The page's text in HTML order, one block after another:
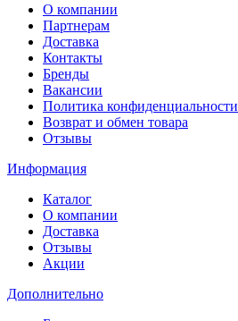
О компании
Партнерам
Доставка
Контакты
Бренды
Вакансии
Политика конфиденциальности
Возврат и обмен товара
Отзывы
Информация
Каталог
О компании
Доставка
Отзывы
Акции
Дополнительно